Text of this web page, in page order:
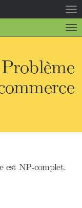
la
la
est NP-complet.